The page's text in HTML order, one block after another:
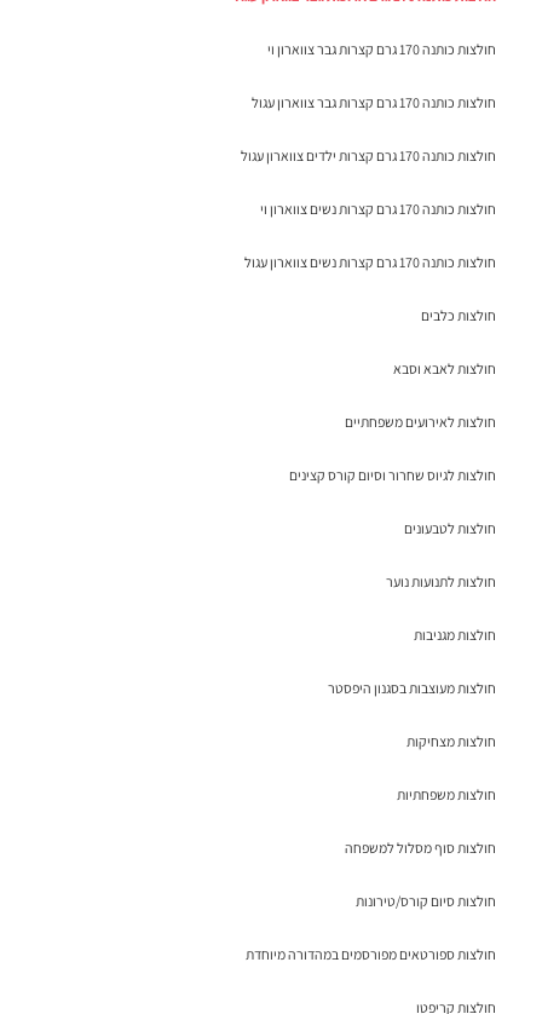
חולצות כותנה 170 גרם קצרות גבר צווארון וי
חולצות כותנה 170 גרם קצרות גבר צווארון עגול
חולצות כותנה 170 גרם קצרות ילדים צווארון עגול
חולצות כותנה 170 גרם קצרות נשים צווארון וי
חולצות כותנה 170 גרם קצרות נשים צווארון עגול
חולצות כלבים
חולצות לאבא וסבא
חולצות לאירועים משפחתיים
חולצות לגיוס שחרור וסיום קורס קצינים
חולצות לטבעונים
חולצות לתנועות נוער
חולצות מגניבות
חולצות מעוצבות בסגנון היפסטר
חולצות מצחיקות
חולצות משפחתיות
חולצות סוף מסלול למשפחה
חולצות סיום קורס/טירונות
חולצות ספורטאים מפורסמים במהדורה מיוחדת
חולצות קריפטו